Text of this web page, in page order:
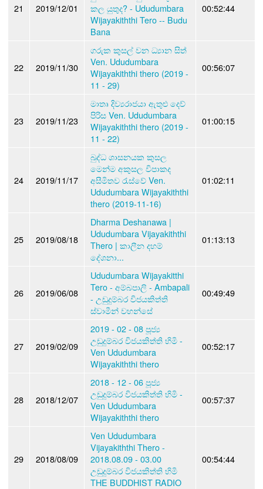
21 2019/12/01
කල යුතුද? - Ududumbara
Wijayakiththi Tero -- Budu
Bana
00:52:44
22 2019/11/30
ගරුක කුසල් වන ධ්‍යාන සිත්
Ven. Ududumbara
Wijayakiththi thero (2019 -
11 - 29)
00:56:07
23 2019/11/23
මාතෘ දිව්‍යරාජයා ඇතුළු දෙව්
පිරිස Ven. Ududumbara
Wijayakiththi thero (2019 -
11 - 22)
01:00:15
24 2019/11/17
බුද්ධ ශාසනයක කුසල
මෙන්ම අකුසල විපාකද
අසීමිතව රැස්වේ Ven.
Ududumbara Wijayakiththi
thero (2019-11-16)
01:02:11
25 2019/08/18
Dharma Deshanawa |
Ududumbara Vijayakiththi
Thero | කාලීන දහම්
දේශනා...
01:13:13
26 2019/06/08
Ududumbara Wijayakitthi
Tero - අම්බපාලි - Ambapali
- උඩුදුම්බර විජයකිත්ති
ස්වාමීන් වහන්සේ
00:49:49
27 2019/02/09
2019 - 02 - 08 පූජ්‍ය
උඩුදුම්බර විජයකිත්ති හිමි -
Ven Ududumbara
Wijayakiththi thero
00:52:17
28 2018/12/07
2018 - 12 - 06 පූජ්‍ය
උඩුදුම්බර විජයකිත්ති හිමි -
Ven Ududumbara
Wijayakiththi thero
00:57:37
29 2018/08/09
Ven Ududumbara
Vijayakiththi Thero -
2018.08.09 - 03.00
උඩුදුම්බර විජයකිත්ති හිමි
THE BUDDHIST RADIO
00:54:44